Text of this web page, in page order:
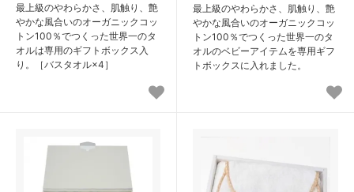
最上級のやわらかさ、肌触り、艶
やかな風合いのオーガニックコッ
トン100％でつくった世界一のタ
オルは専用のギフトボックス入
り。［バスタオル×4］
最上級のやわらかさ、肌触り、艶
やかな風合いのオーガニックコッ
トン100％でつくった世界一のタ
オルのベビーアイテムを専用ギフ
トボックスに入れました。